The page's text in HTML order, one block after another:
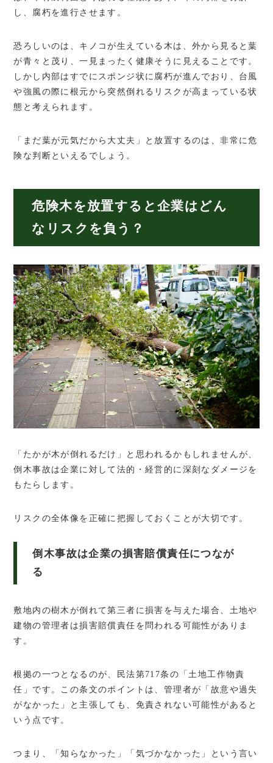
し、腐朽を進行させます。
恐ろしいのは、キノコが生えている木は、外から見ると葉
が青々と茂り、一見まったく健康そうに見えることです。
しかし内部はすでにスポンジ状に腐朽が進んでおり、台風
や強風の際に根元から突然倒れるリスクが高まっている状
態と考えられます。
「まだ葉が元気だから大丈夫」と放置するのは、非常に危
険な判断といえるでしょう。
危険木を放置すると企業はどん
なリスクを負う？
「たかが木が倒れるだけ」と思われるかもしれませんが、
倒木事故は企業に対して法的・経営的に深刻なダメージを
もたらします。
リスクの全体像を正確に把握しておくことが大切です。
倒木事故は企業の損害賠償責任につなが
る
敷地内の樹木が倒れて第三者に損害を与えた場合、土地や
建物の管理者は損害賠償責任を問われる可能性がありま
す。
根拠の一つとなるのが、民法第717条の「土地工作物責
任」です。この条文のポイントは、管理者が「故意や過失
がなかった」と主張しても、免責されない可能性があると
いう点です。
つまり、「知らなかった」「気づかなかった」という言い